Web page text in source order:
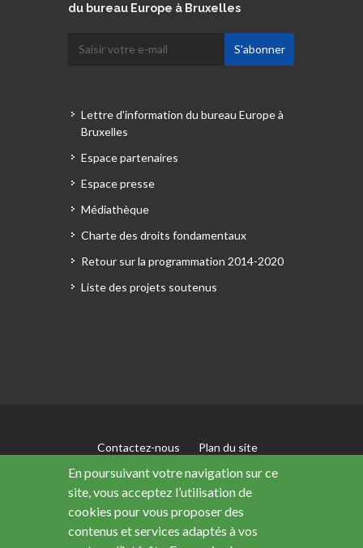
En poursuivant votre navigation sur ce
site, vous acceptez l’utilisation de
cookies pour vous proposer des
contenus et services adaptés à vos
du bureau Europe à Bruxelles
Lettre d'information du bureau Europe à
Bruxelles
Espace partenaires
Espace presse
Médiathèque
Charte des droits fondamentaux
Retour sur la programmation 2014-2020
Liste des projets soutenus
Contactez-nous
Plan du site
Mentions légales
Accessibilité : non conforme
Données personnelles